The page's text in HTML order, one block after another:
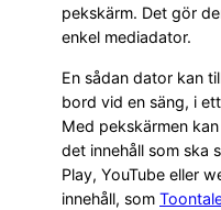
pekskärm. Det gör
enkel mediadator.
En sådan dator kan
bord vid en säng, i
Med pekskärmen
det innehåll som ska
Play, YouTube eller
innehåll, som